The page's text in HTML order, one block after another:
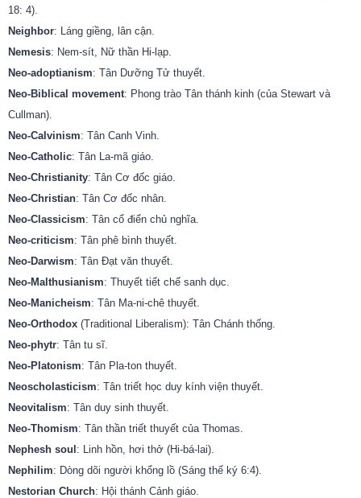
18: 4).
Neighbor: Láng giềng, lân cận.
Nemesis: Nem-sít, Nữ thần Hi-lạp.
Neo-adoptianism: Tân Dưỡng Tử thuyết.
Neo-Biblical movement: Phong trào Tân thánh kinh (của Stewart và
Cullman).
Neo-Calvinism: Tân Canh Vinh.
Neo-Catholic: Tân La-mã giáo.
Neo-Christianity: Tân Cơ đốc giáo.
Neo-Christian: Tân Cơ đốc nhân.
Neo-Classicism: Tân cổ điển chủ nghĩa.
Neo-criticism: Tân phê bình thuyết.
Neo-Darwism: Tân Đạt văn thuyết.
Neo-Malthusianism: Thuyết tiết chế sanh dục.
Neo-Manicheism: Tân Ma-ni-chê thuyết.
Neo-Orthodox (Traditional Liberalism): Tân Chánh thống.
Neo-phytr: Tân tu sĩ.
Neo-Platonism: Tân Pla-ton thuyết.
Neoscholasticism: Tân triết học duy kính viện thuyết.
Neovitalism: Tân duy sinh thuyết.
Neo-Thomism: Tân thần triết thuyết của Thomas.
Nephesh soul : Linh hồn, hơi thở (Hi-bá-lai).
Nephilim: Dòng dõi người khổng lồ (Sáng thế ký 6:4).
Nestorian Church: Hội thánh Cảnh giáo.